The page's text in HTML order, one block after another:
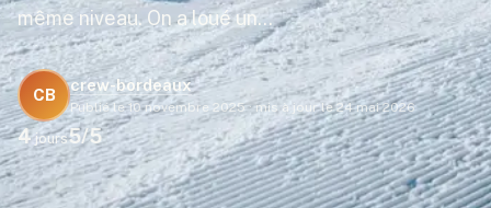
même niveau. On a loué un…
CB
crew-bordeaux
Publié le 10 novembre 2025·mis à jour le 24 mai 2026
4jours5/5